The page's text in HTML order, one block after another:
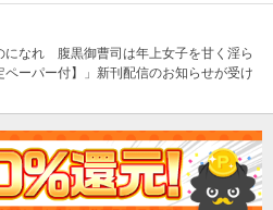
になれ 腹黒御曹司は年上女子を甘く淫ら
ーパー付】」新刊配信のお知らせが受け